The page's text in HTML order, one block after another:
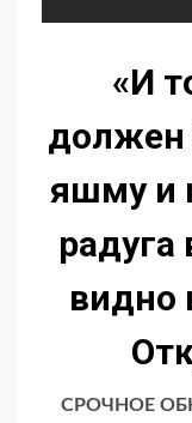
«И
должен
яшму и
радуга
видно
СРОЧНОЕ